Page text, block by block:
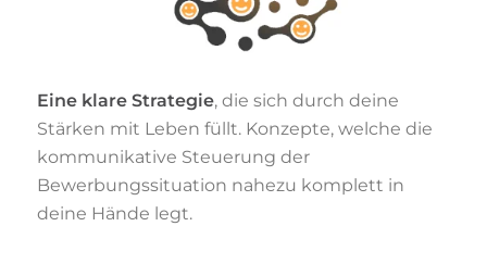
Eine klare Strategie, die sich durch deine
Stärken mit Leben füllt. Konzepte, welche die
kommunikative Steuerung der
Bewerbungssituation nahezu komplett in
deine Hände legt.